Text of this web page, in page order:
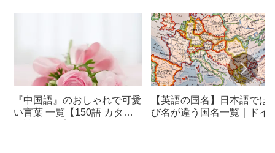
『中国語』のおしゃれで可愛
い言葉 一覧【150語 カタカ
名などに使えるアイデア集
【英語の国名】日本語では
び名が違う国名一覧｜ドイ